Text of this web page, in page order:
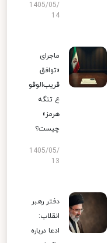
1405/05/
14
ماجرای
«توافق
قریب‌الوقو
ع تنگه
هرمز»
چیست؟
1405/05/
13
دفتر رهبر
انقلاب:
ادعا درباره